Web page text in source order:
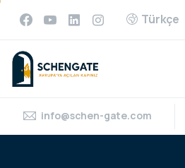
Türkçe
info@schen-gate.com